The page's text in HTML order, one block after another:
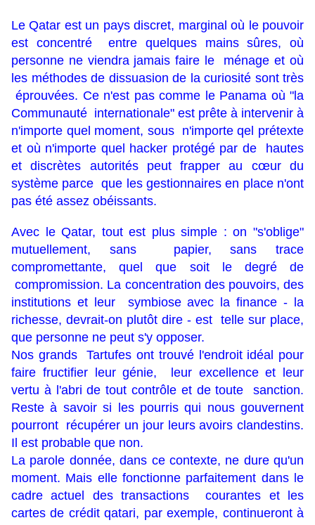
Le Qatar est un pays discret, marginal où le pouvoir
est concentré entre quelques mains sûres, où
personne ne viendra jamais faire le ménage et où
les méthodes de dissuasion de la curiosité sont très
éprouvées. Ce n'est pas comme le Panama où "la
Communauté internationale" est prête à intervenir à
n'importe quel moment, sous n'importe qel prétexte
et où n'importe quel hacker protégé par de hautes
et discrètes autorités peut frapper au cœur du
système parce que les gestionnaires en place n'ont
pas été assez obéissants.
Avec le Qatar, tout est plus simple : on "s'oblige"
mutuellement, sans papier, sans trace
compromettante, quel que soit le degré de
compromission. La concentration des pouvoirs, des
institutions et leur symbiose avec la finance - la
richesse, devrait-on plutôt dire - est telle sur place,
que personne ne peut s'y opposer.
Nos grands Tartufes ont trouvé l'endroit idéal pour
faire fructifier leur génie, leur excellence et leur
vertu à l'abri de tout contrôle et de toute sanction.
Reste à savoir si les pourris qui nous gouvernent
pourront récupérer un jour leurs avoirs clandestins.
Il est probable que non.
La parole donnée, dans ce contexte, ne dure qu'un
moment. Mais elle fonctionne parfaitement dans le
cadre actuel des transactions courantes et les
cartes de crédit qatari, par exemple, continueront à